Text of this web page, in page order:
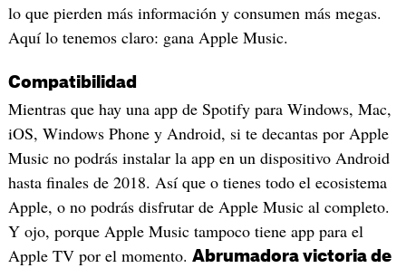
lo que pierden más información y consumen más megas.
Aquí lo tenemos claro: gana Apple Music.
Compatibilidad
Mientras que hay una app de Spotify para Windows, Mac,
iOS, Windows Phone y Android, si te decantas por Apple
Music no podrás instalar la app en un dispositivo Android
hasta finales de 2018. Así que o tienes todo el ecosistema
Apple, o no podrás disfrutar de Apple Music al completo.
Y ojo, porque Apple Music tampoco tiene app para el
Apple TV por el momento. Abrumadora victoria de